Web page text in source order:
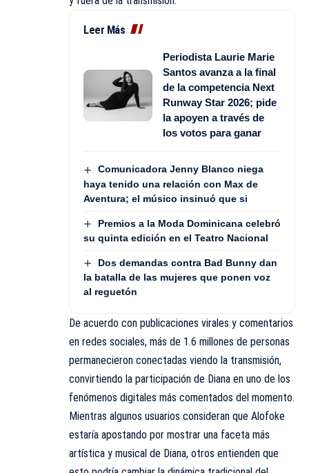
Leer Más
Periodista Laurie Marie
Santos avanza a la final
de la competencia Next
Runway Star 2026; pide
la apoyen a través de
los votos para ganar
Comunicadora Jenny Blanco niega
haya tenido una relación con Max de
Aventura; el músico insinuó que si
Premios a la Moda Dominicana celebró
su quinta edición en el Teatro Nacional
Dos demandas contra Bad Bunny dan
la batalla de las mujeres que ponen voz
al reguetón
De acuerdo con publicaciones virales y comentarios
en redes sociales, más de 1.6 millones de personas
permanecieron conectadas viendo la transmisión,
convirtiendo la participación de Diana en uno de los
fenómenos digitales más comentados del momento.
Mientras algunos usuarios consideran que Alofoke
estaría apostando por mostrar una faceta más
artística y musical de Diana, otros entienden que